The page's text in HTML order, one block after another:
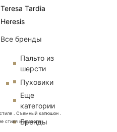
Teresa Tardia
Heresis
Все бренды
Пальто из
шерсти
Пуховики
Еще
категории
Бренды